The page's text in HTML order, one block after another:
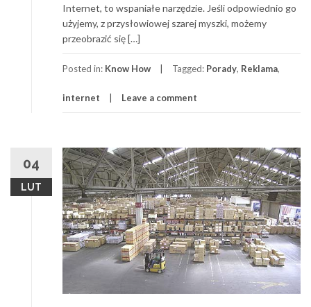
Internet, to wspaniałe narzędzie. Jeśli odpowiednio go
użyjemy, z przysłowiowej szarej myszki, możemy
przeobrazić się […]
Posted in: Know How Tagged: Porady, Reklama,
internet Leave a comment
04
LUT